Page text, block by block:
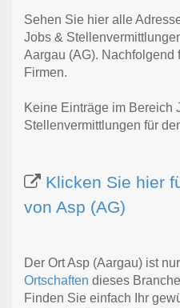
Sehen Sie hier alle
Jobs &
Aargau (AG). Nachfolgend
Firmen.
Keine Einträge im Bereich
Stellenvermittlungen für
Klicken Sie hier
von Asp (AG)
Der Ort Asp (Aargau) ist
Ortschaften dieses
Finden Sie einfach Ihr